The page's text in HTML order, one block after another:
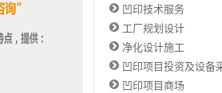
凹印技术服务
工厂规划设计
净化设计施工
凹印项目投资及设备
凹印项目商场